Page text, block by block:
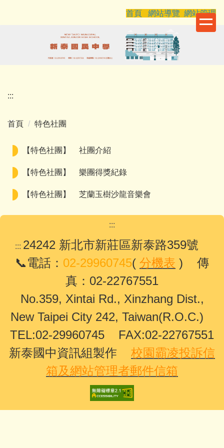
首頁 網站導覽 網站管理
:::
首頁 特色社團
【特色社團】 社團介紹
【特色社團】 樂團得獎紀錄
【特色社團】 芝蘭玉樹沙龍音樂會
:::
::: 24242 新北市新莊區新泰路359號
📞電話： 02-29960745( 分機表 ) 傳
真：02-22767551
No.359, Xintai Rd., Xinzhang Dist.,
New Taipei City 242, Taiwan(R.O.C.)
TEL:02-29960745 FAX:02-22767551
新泰國中資訊組製作 校園霸凌投訴信
箱及網站管理者郵件信箱